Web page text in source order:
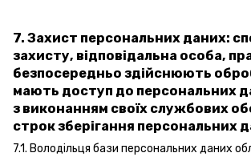
7. Захист персональних даних:
захисту, відповідальна особа,
безпосередньо здійснюють
мають доступ до персональних
з виконанням своїх службових
строк зберігання персональних
7.1. Володільця бази персональних даних